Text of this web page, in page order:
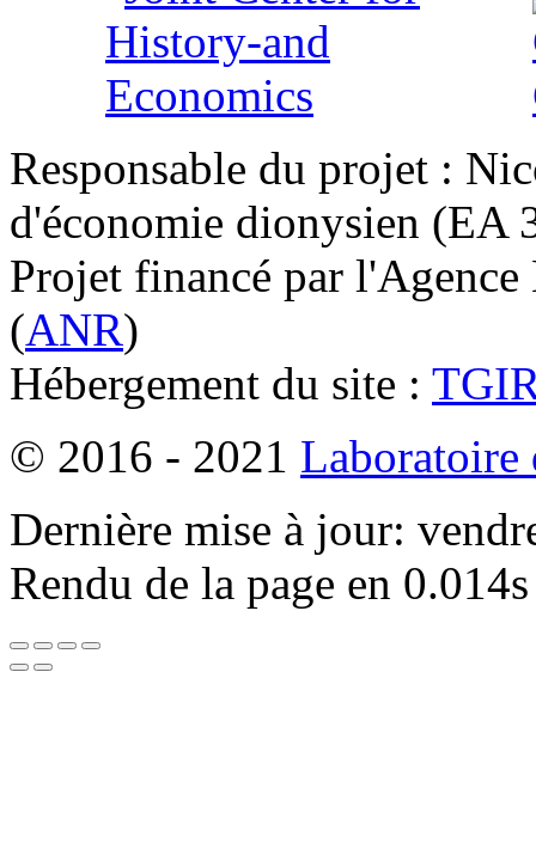
Responsable du projet :
d'économie dionysien
Projet financé par l'Agence
(ANR)
Hébergement du site :
© 2016 - 2021 Laboratoire
Dernière mise à jour:
Rendu de la page en 0.014s